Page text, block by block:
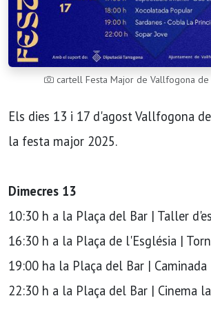
cartell Festa Major de Vallfogona
Els dies 13 i 17 d'agost Vallfogona
la festa major 2025.
Dimecres 13
10:30 h a la Plaça del Bar | Taller
16:30 h a la Plaça de l'Església |
19:00 ha la Plaça del Bar | Caminada
22:30 h a la Plaça del Bar | Cinema